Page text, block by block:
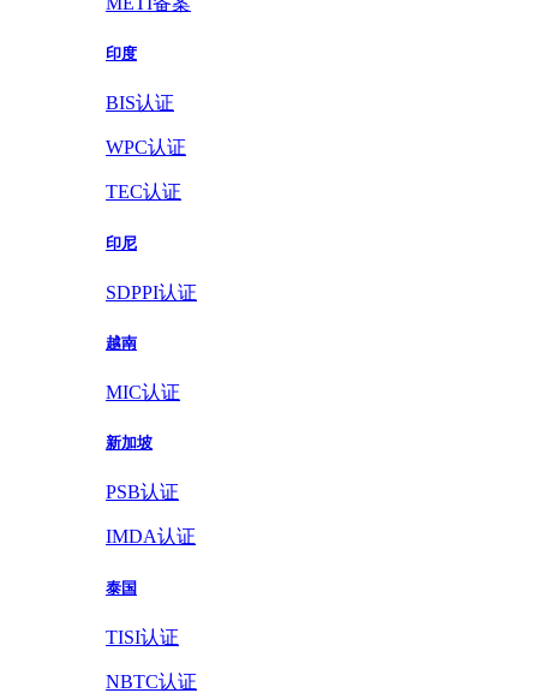
印度
BIS认证
WPC认证
TEC认证
印尼
SDPPI认证
越南
MIC认证
新加坡
PSB认证
IMDA认证
泰国
TISI认证
NBTC认证